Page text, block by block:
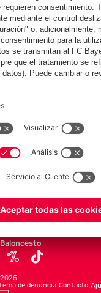
los
el
con
Entrevistas
con los
responsables
del FC Bayern
tras el inicio
del Audi
Summer Tour
Moda
Jugadores
Nuevo
Rebajas %
Baloncesto
2026
de denuncia Contacto